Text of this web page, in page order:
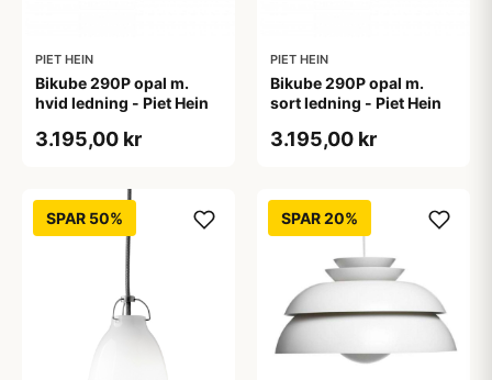
PIET HEIN
Bikube 290P opal m.
hvid ledning - Piet Hein
3.195,00 kr
PIET HEIN
Bikube 290P opal m.
sort ledning - Piet Hein
3.195,00 kr
SPAR 50% SPAR 20%